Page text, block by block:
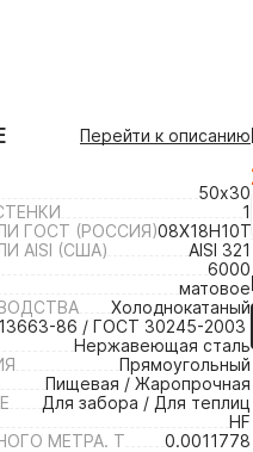
Перейти к описанию
50х30
1
ГОСТ (РОССИЯ)08Х18Н10Т
AISI (США)
AISI 321
6000
матовое
Холоднокатаный
86 / ГОСТ 30245-
Нержавеющая сталь
Прямоугольный
Пищевая / Жаропрочная
Для забора / Для теплиц
HF
МЕТРА. Т
0.0011778